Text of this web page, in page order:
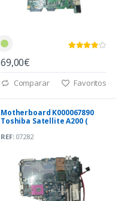
69,00€
Comparar Favoritos
Motherboard K000067890
Toshiba Satellite A200 (
REF:07282